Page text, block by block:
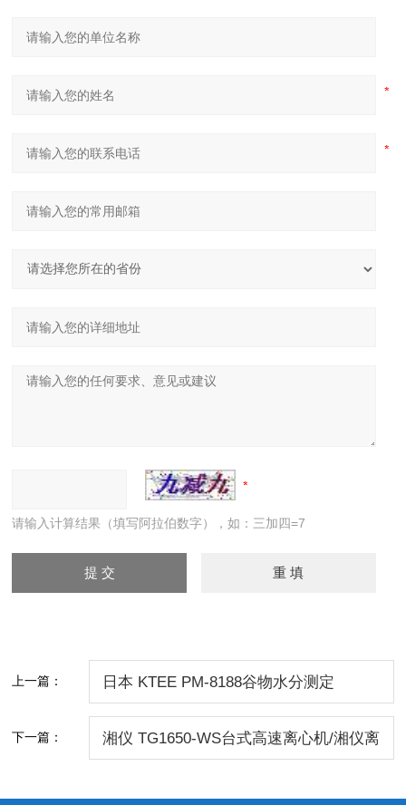
请输入计算结果（填写阿拉伯数字），如：三加四=7
上一篇： 日本 KTEE PM-8188谷物水分测定
下一篇： 湘仪 TG1650-WS台式高速离心机/湘仪离